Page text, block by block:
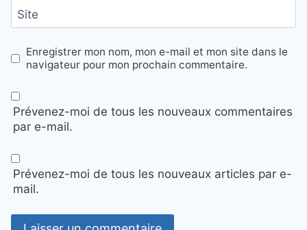
Site
Enregistrer mon nom, mon e-mail et mon site dans le
navigateur pour mon prochain commentaire.
Prévenez-moi de tous les nouveaux commentaires
par e-mail.
Prévenez-moi de tous les nouveaux articles par e-
mail.